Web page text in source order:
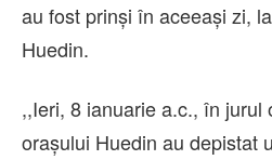
au fost prinși în aceeași zi,
Huedin.
,,Ieri, 8 ianuarie a.c., în jurul
orașului Huedin au depistat